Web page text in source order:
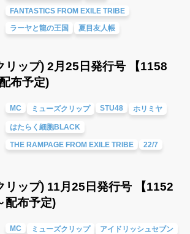
FANTASTICS FROM EXILE TRIBE
ラーヤと龍の王国
夏目友人帳
リップ) 2月25日発行号 【1158
布予定)
MC ミューズクリップ STU48 ホリミヤ
はたらく細胞BLACK
THE RAMPAGE FROM EXILE TRIBE 22/7
リップ) 11月25日発行号 【1152
配布予定)
MC ミューズクリップ アイドリッシュセブン